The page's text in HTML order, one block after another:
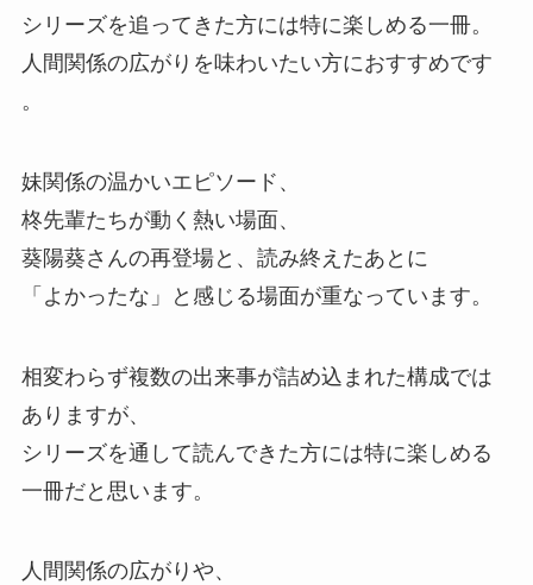
シリーズを追ってきた方には特に楽しめる一冊。
人間関係の広がりを味わいたい方におすすめです
。
妹関係の温かいエピソード、
柊先輩たちが動く熱い場面、
葵陽葵さんの再登場と、 読み終えたあとに
「よかったな」
と感じる場面が重なっています。
相変わらず複数の出来事が詰め込まれた構成では
ありますが、
シリーズを通して読んできた方には特に楽しめる
一冊だと思います。
人間関係の広がりや、